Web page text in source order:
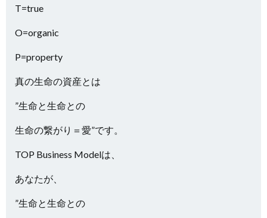
T=true
O=organic
P=property
真の生命の資産とは
”生命と生命との
生命の繋がり＝愛”です。
TOP Business Modelは、
あなたが、
”生命と生命との